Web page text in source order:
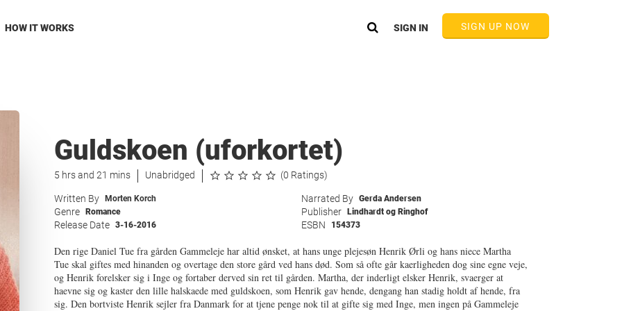
HOW IT WORKS SIGN UP NOW
SIGN IN
Guldskoen (uforkortet)
5 hrs and 21 mins Unabridged (0 Ratings)
Written By Morten Korch Narrated By Gerda Andersen
Genre Romance Publisher Lindhardt og Ringhof
Release Date 3-16-2016 ESBN 154373
Den rige Daniel Tue fra gården Gammeleje har altid ønsket, at hans unge plejesøn Henrik Ørli og hans niece Martha
Tue skal giftes med hinanden og overtage den store gård ved hans død. Som så ofte går kaerligheden dog sine egne veje,
og Henrik forelsker sig i Inge og fortaber derved sin ret til gården. Martha, der inderligt elsker Henrik, svaerger at
haevne sig og kaster den lille halskaede med guldskoen, som Henrik gav hende, dengang han stadig holdt af hende, fra
sig. Den bortviste Henrik sejler fra Danmark for at tjene penge nok til at gifte sig med Inge, men ingen på Gammeleje